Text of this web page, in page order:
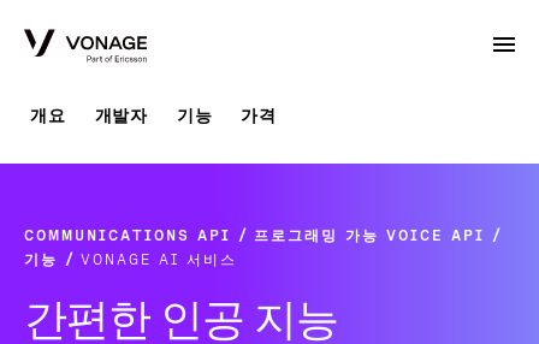
개요 개발자 기능 가격
COMMUNICATIONS API
프로그래밍 가능 VOICE API
기능
VONAGE AI 서비스
간편한 인공 지능